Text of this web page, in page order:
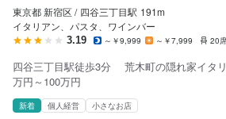
気になる求人
検索履歴・保存した条件
応募履歴
東京都 新宿区 / 四谷三丁目駅 191m
イタリアン、パスタ、ワインバー
3.19 ～￥9,999 ～￥7,999 20
四谷三丁目駅徒歩3分 荒木町の隠れ家イタ
万円～100万円
新着 個人経営 小さなお店